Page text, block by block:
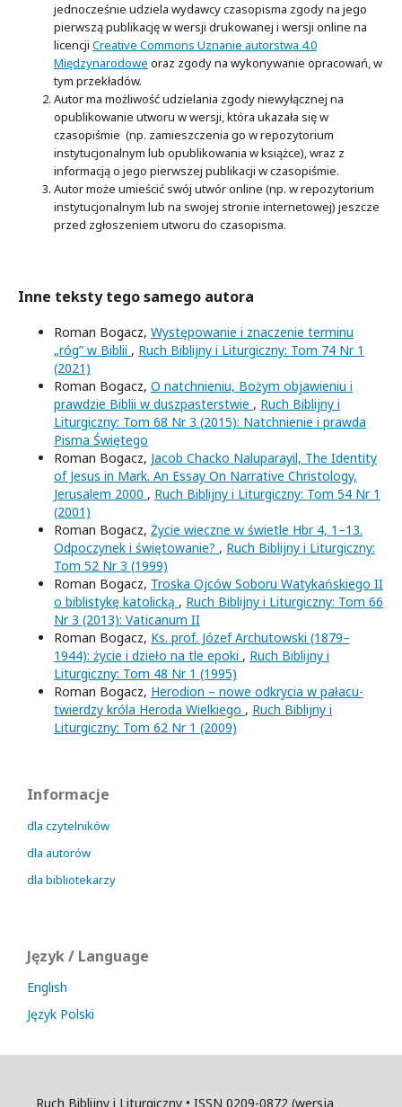
jednocześnie udziela wydawcy czasopisma zgody na jego
pierwszą publikację w wersji drukowanej i wersji online na
licencji Creative Commons Uznanie autorstwa 4.0
Międzynarodowe oraz zgody na wykonywanie opracowań, w
tym przekładów.
Autor ma możliwość udzielania zgody niewyłącznej na
opublikowanie utworu w wersji, która ukazała się w
czasopiśmie (np. zamieszczenia go w repozytorium
instytucjonalnym lub opublikowania w książce), wraz z
informacją o jego pierwszej publikacji w czasopiśmie.
Autor może umieścić swój utwór online (np. w repozytorium
instytucjonalnym lub na swojej stronie internetowej) jeszcze
przed zgłoszeniem utworu do czasopisma.
Inne teksty tego samego autora
Roman Bogacz, Występowanie i znaczenie terminu
„róg” w Biblii , Ruch Biblijny i Liturgiczny: Tom 74 Nr 1
(2021)
Roman Bogacz, O natchnieniu, Bożym objawieniu i
prawdzie Biblii w duszpasterstwie , Ruch Biblijny i
Liturgiczny: Tom 68 Nr 3 (2015): Natchnienie i prawda
Pisma Świętego
Roman Bogacz, Jacob Chacko Naluparayil, The Identity
of Jesus in Mark. An Essay On Narrative Christology,
Jerusalem 2000 , Ruch Biblijny i Liturgiczny: Tom 54 Nr 1
(2001)
Roman Bogacz, Życie wieczne w świetle Hbr 4, 1–13.
Odpoczynek i świętowanie? , Ruch Biblijny i Liturgiczny:
Tom 52 Nr 3 (1999)
Roman Bogacz, Troska Ojców Soboru Watykańskiego II
o biblistykę katolicką , Ruch Biblijny i Liturgiczny: Tom 66
Nr 3 (2013): Vaticanum II
Roman Bogacz, Ks. prof. Józef Archutowski (1879–
1944): życie i dzieło na tle epoki , Ruch Biblijny i
Liturgiczny: Tom 48 Nr 1 (1995)
Roman Bogacz, Herodion – nowe odkrycia w pałacu-
twierdzy króla Heroda Wielkiego , Ruch Biblijny i
Liturgiczny: Tom 62 Nr 1 (2009)
Informacje
dla czytelników
dla autorów
dla bibliotekarzy
Język / Language
English
Język Polski
Ruch Biblijny i Liturgiczny • ISSN 0209-0872 (wersja